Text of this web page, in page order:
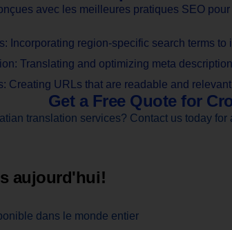
avec les meilleures pratiques SEO
Incorporating region-specific search terms
Translating and optimizing meta
Creating URLs that are readable and
Get a Free Quote for
translation services? Contact us today
aujourd'hui!
dans le monde entier